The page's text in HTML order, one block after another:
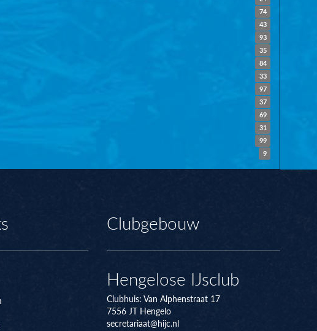
74
43
93
35
84
33
97
37
69
31
99
9
Clubgebouw
Hengelose IJsclub
Clubhuis: Van Alphenstraat 17
7556 JT Hengelo
secretariaat@hijc.nl